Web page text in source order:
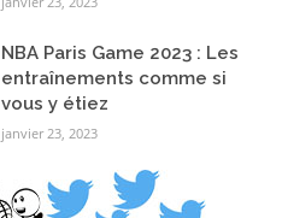
NBA Paris Game 2023 : Les
entraînements comme si
vous y étiez
janvier 23, 2023